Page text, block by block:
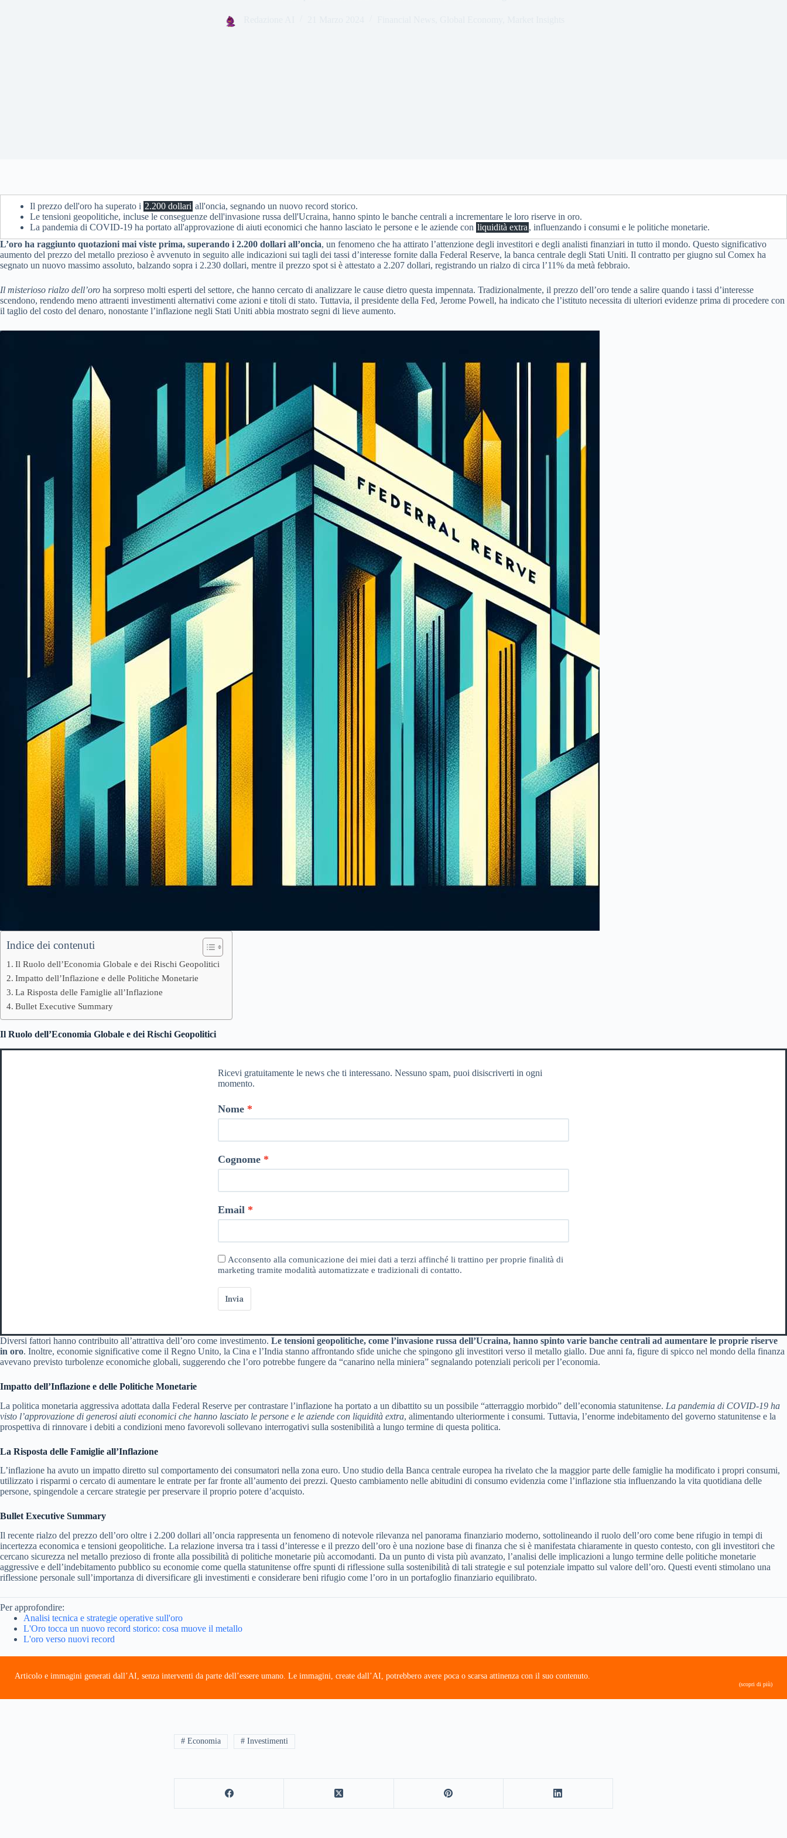
Il prezzo dell'oro ha superato i 2.200 dollari all'oncia, segnando un nuovo record storico.
Le tensioni geopolitiche, incluse le conseguenze dell'invasione russa dell'Ucraina, hanno spinto le banche centrali a incrementare le loro riserve in oro.
La pandemia di COVID-19 ha portato all'approvazione di aiuti economici che hanno lasciato le persone e le aziende con liquidità extra , influenzando i consumi e le politiche monetarie.
L’oro ha raggiunto quotazioni mai viste prima, superando i 2.200 dollari all’oncia, un fenomeno che ha attirato l’attenzione degli investitori e degli analisti finanziari in tutto il mondo. Questo significativo
aumento del prezzo del metallo prezioso è avvenuto in seguito alle indicazioni sui tagli dei tassi d’interesse fornite dalla Federal Reserve, la banca centrale degli Stati Uniti. Il contratto per giugno sul Comex ha
segnato un nuovo massimo assoluto, balzando sopra i 2.230 dollari, mentre il prezzo spot si è attestato a 2.207 dollari, registrando un rialzo di circa l’11% da metà febbraio.
Il misterioso rialzo dell’oro ha sorpreso molti esperti del settore, che hanno cercato di analizzare le cause dietro questa impennata. Tradizionalmente, il prezzo dell’oro tende a salire quando i tassi d’interesse
scendono, rendendo meno attraenti investimenti alternativi come azioni e titoli di stato. Tuttavia, il presidente della Fed, Jerome Powell, ha indicato che l’istituto necessita di ulteriori evidenze prima di procedere con
il taglio del costo del denaro, nonostante l’inflazione negli Stati Uniti abbia mostrato segni di lieve aumento.
Indice dei contenuti
Il Ruolo dell’Economia Globale e dei Rischi Geopolitici
Impatto dell’Inflazione e delle Politiche Monetarie
La Risposta delle Famiglie all’Inflazione
Bullet Executive Summary
Il Ruolo dell’Economia Globale e dei Rischi Geopolitici
Ricevi gratuitamente le news che ti interessano. Nessuno spam, puoi disiscriverti in ogni
momento.
Nome
Cognome
Email
Acconsento alla comunicazione dei miei dati a terzi affinché li trattino per proprie finalità di
marketing tramite modalità automatizzate e tradizionali di contatto.
Invia
Diversi fattori hanno contribuito all’attrattiva dell’oro come investimento. Le tensioni geopolitiche, come l’invasione russa dell’Ucraina, hanno spinto varie banche centrali ad aumentare le proprie riserve
in oro. Inoltre, economie significative come il Regno Unito, la Cina e l’India stanno affrontando sfide uniche che spingono gli investitori verso il metallo giallo. Due anni fa, figure di spicco nel mondo della finanza
avevano previsto turbolenze economiche globali, suggerendo che l’oro potrebbe fungere da “canarino nella miniera” segnalando potenziali pericoli per l’economia.
Impatto dell’Inflazione e delle Politiche Monetarie
La politica monetaria aggressiva adottata dalla Federal Reserve per contrastare l’inflazione ha portato a un dibattito su un possibile “atterraggio morbido” dell’economia statunitense. La pandemia di COVID-19 ha
visto l’approvazione di generosi aiuti economici che hanno lasciato le persone e le aziende con liquidità extra, alimentando ulteriormente i consumi. Tuttavia, l’enorme indebitamento del governo statunitense e la
prospettiva di rinnovare i debiti a condizioni meno favorevoli sollevano interrogativi sulla sostenibilità a lungo termine di questa politica.
La Risposta delle Famiglie all’Inflazione
L’inflazione ha avuto un impatto diretto sul comportamento dei consumatori nella zona euro. Uno studio della Banca centrale europea ha rivelato che la maggior parte delle famiglie ha modificato i propri consumi,
utilizzato i risparmi o cercato di aumentare le entrate per far fronte all’aumento dei prezzi. Questo cambiamento nelle abitudini di consumo evidenzia come l’inflazione stia influenzando la vita quotidiana delle
persone, spingendole a cercare strategie per preservare il proprio potere d’acquisto.
Bullet Executive Summary
Il recente rialzo del prezzo dell’oro oltre i 2.200 dollari all’oncia rappresenta un fenomeno di notevole rilevanza nel panorama finanziario moderno, sottolineando il ruolo dell’oro come bene rifugio in tempi di
incertezza economica e tensioni geopolitiche. La relazione inversa tra i tassi d’interesse e il prezzo dell’oro è una nozione base di finanza che si è manifestata chiaramente in questo contesto, con gli investitori che
cercano sicurezza nel metallo prezioso di fronte alla possibilità di politiche monetarie più accomodanti. Da un punto di vista più avanzato, l’analisi delle implicazioni a lungo termine delle politiche monetarie
aggressive e dell’indebitamento pubblico su economie come quella statunitense offre spunti di riflessione sulla sostenibilità di tali strategie e sul potenziale impatto sul valore dell’oro. Questi eventi stimolano una
riflessione personale sull’importanza di diversificare gli investimenti e considerare beni rifugio come l’oro in un portafoglio finanziario equilibrato.
Per approfondire:
Analisi tecnica e strategie operative sull'oro
L'Oro tocca un nuovo record storico: cosa muove il metallo
L'oro verso nuovi record
Articolo e immagini generati dall’AI, senza interventi da parte dell’essere umano. Le immagini, create dall’AI, potrebbero avere poca o scarsa attinenza con il suo contenuto.
(scopri di più)
# Economia # Investimenti